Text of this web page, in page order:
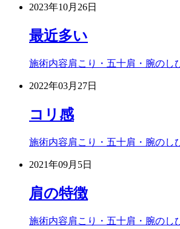
2023年10月26日
最近多い
施術内容肩こり・五十肩・腕のし
2022年03月27日
コリ感
施術内容肩こり・五十肩・腕のし
2021年09月5日
肩の特徴
施術内容肩こり・五十肩・腕のし